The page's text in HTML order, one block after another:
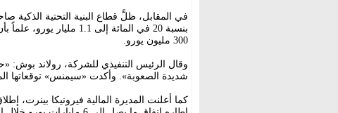
في المقابل، ظلَّ قطاع البنية التحتية الذكية
بنسبة 20 في المائة إلى 1.1
300 مليون يورو.
وقال الرئيس التنفيذي للشركة، رولاند بوش:
شديدة الصعوبة». وأكدت «سيمنس» توقعاتها
كما أعلنت المديرة المالية فيرونيكا بينرت،